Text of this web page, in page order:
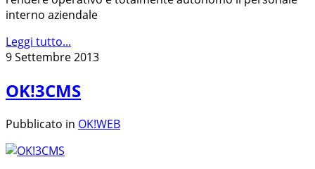
interno aziendale
Leggi tutto...
9 Settembre 2013
OK!3CMS
Pubblicato in OK!WEB